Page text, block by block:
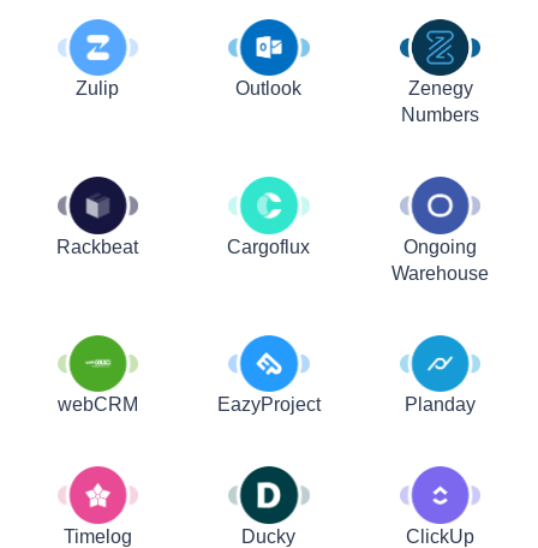
Zulip Outlook
Zenegy
Numbers
Rackbeat Cargoflux
Ongoing
Warehouse
webCRM EazyProject Planday
Timelog Ducky ClickUp